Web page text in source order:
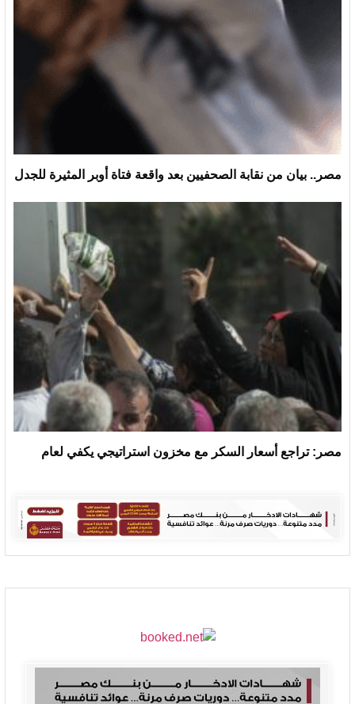
مصر.. بيان من نقابة الصحفيين بعد واقعة فتاة أوبر المثيرة للجدل
مصر: تراجع أسعار السكر مع مخزون استراتيجي يكفي لعام